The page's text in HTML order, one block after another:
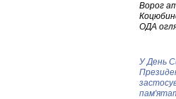
Ворог
ОДА
У День